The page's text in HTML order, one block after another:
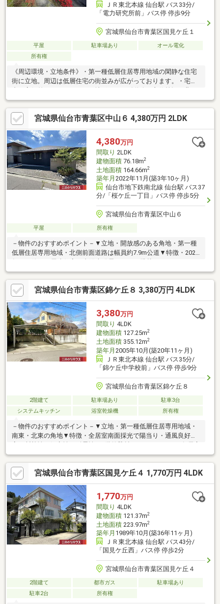
ＪＲ東北本線 仙台駅 バス33分/
「電力研究所前」バス停 停歩9分
宮城県仙台市青葉区国見ケ丘１
平屋 駐車場あり
オール電化
所有権
《周辺環境・立地条件》・第一種低層住居専用地域の閑静な住宅
街に立地。周辺は低層住宅の街並みが広がっております。・宅地
内は高低差のないフラットな地形です。《道路・方位等》・北
西・北東角地です。採光・通風に優れ、開放感ある立地条件で
す。《土地・建物の特徴》・敷地面積320.62m2（96.99坪）お庭
スペースが広く楽しめます。・平成22年10月築、人気の平家（注
文住宅）です。・LDKは約17.2帖あります。・書斎約3.5帖あり・
主寝室は約6.0帖に、納戸約２．０帖、トイレが接しています。・
約6.1.帖相当のロフトがあります。
宮城県仙台市青葉区中山６ 4,380万円 2LDK
4,380万円
間取り 2LDK
建物面積76.18m2
土地面積164.66m2
築年月 2022年11月(築3年10ヶ月)
仙台市地下鉄南北線 仙台駅 バス37
分/「桜ケ丘一丁目」バス停 停歩5分
宮城県仙台市青葉区中山６
平屋 所有権
－物件のおすすめポイント－▼立地・開放感のある角地・第一種
低層住居専用地域・北側前面道路は幅員約7.9m公道▼特徴・2022
3LDKへ間取り変更可能(別途要費用)・LDK約16.5帖は南・東の2面
採光・会話が弾む対面式キッチン・通り抜け可能なファミリーク
ローゼット等、室内随所に収納を設置▼設備・複層ガラス・TVモ
ニタ付インターホン▼周辺環境・ウジエスーパー中山店 徒歩6分
(約470m)■ ご希望の住まい探しをお手伝いします
━━━━━・・・物件の詳細・ご相談はお気軽にお問い合わせく
ださい。
宮城県仙台市青葉区錦ケ丘８ 3,380万円 4LDK
3,380万円
間取り 4LDK
建物面積127.25m2
土地面積355.12m2
築年月 2005年10月(築20年11ヶ月)
ＪＲ東北本線 仙台駅 バス35分/
「錦ケ丘中学校前」バス停 停歩9分
宮城県仙台市青葉区錦ケ丘８
2階建て 駐車場あり
駐車3台
システムキッチン
浴室乾燥機 所有権
－物件のおすすめポイント－▼立地・第一種低層住居専用地域・
南東・北東の角地▼特徴・全居室南面採光で陽当り・通風良好・
高い断熱性・気密性・耐震性・1階外壁材はレンガタイル・各居室
6帖以上の広さ・WIC・パントリー等、豊富な収納有・南側にバル
コニー・サンルーム・お庭を配置・敷地面積約107.42坪、駐車場3
台分有(車種による)▼設備・食洗機・浴室乾燥機・複層ガラス・
CATV▼周辺環境・スーパーセンタートライアル錦ケ丘店 徒歩10
分(約730m)■ ご希望の住まい探しをお手伝いします
━━━━━・・・物件の詳細・ご相談はお気軽にお問い合わせく
ださい。
宮城県仙台市青葉区国見ケ丘４ 1,770万円 4LDK
1,770万円
間取り 4LDK
建物面積121.37m2
土地面積223.97m2
築年月 1989年10月(築36年11ヶ月)
ＪＲ東北本線 仙台駅 バス43分/
「国見ケ丘西」バス停 停歩2分
宮城県仙台市青葉区国見ケ丘４
2階建て 都市ガス
駐車場あり
駐車2台
所有権